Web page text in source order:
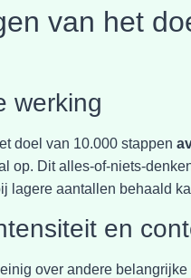
van het
werking
doel van 10.000 stappen
op. Dit alles-of-niets-
lagere aantallen behaald
en
over andere